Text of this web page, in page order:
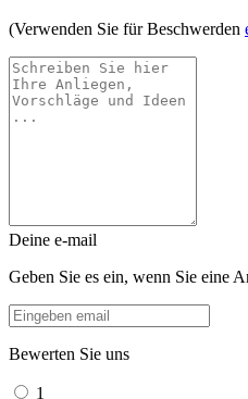
(Verwenden Sie für Beschwerden
Deine e-mail
Geben Sie es ein, wenn Sie eine
Bewerten Sie uns
1